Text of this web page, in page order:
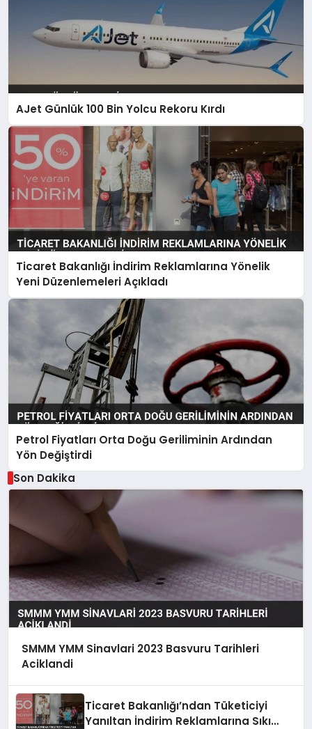
AJet Günlük 100 Bin Yolcu Rekoru Kırdı
Ticaret Bakanlığı İndirim Reklamlarına Yönelik
Yeni Düzenlemeleri Açıkladı
Petrol Fiyatları Orta Doğu Geriliminin Ardından
Yön Değiştirdi
Son Dakika
SMMM YMM Sinavlari 2023 Basvuru Tarihleri
Aciklandi
Ticaret Bakanlığı’ndan Tüketiciyi
Yanıltan İndirim Reklamlarına Sıkı